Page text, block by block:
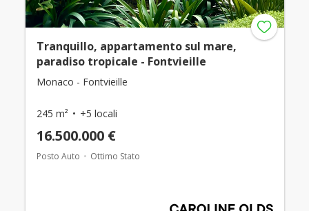
Tranquillo, appartamento sul mare,
paradiso tropicale - Fontvieille
Monaco - Fontvieille
245 m² +5 locali
16.500.000 €
Posto Auto Ottimo Stato